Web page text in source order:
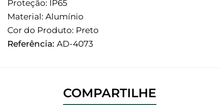
Proteção: IP65
Material: Alumínio
Cor do Produto: Preto
Referência: AD-4073